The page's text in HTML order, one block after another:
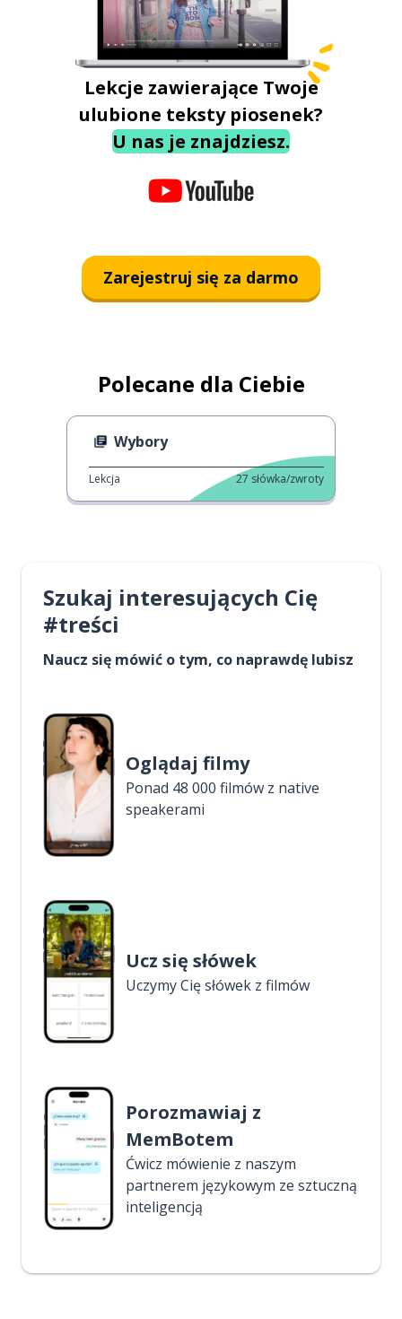
Lekcje zawierające Twoje
ulubione teksty piosenek?
U nas je znajdziesz.
Zarejestruj się za darmo
Polecane dla Ciebie
Wybory
Lekcja 27 słówka/zwroty
Szukaj interesujących Cię
#treści
Naucz się mówić o tym, co naprawdę lubisz
Oglądaj filmy
Ponad 48 000 filmów z native
speakerami
Ucz się słówek
Uczymy Cię słówek z filmów
Porozmawiaj z
MemBotem
Ćwicz mówienie z naszym
partnerem językowym ze sztuczną
inteligencją